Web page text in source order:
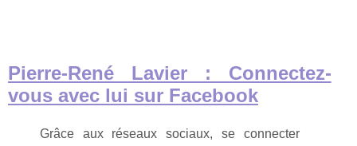
Pierre-René Lavier : Connectez-
vous avec lui sur Facebook
Grâce aux réseaux sociaux, se connecter